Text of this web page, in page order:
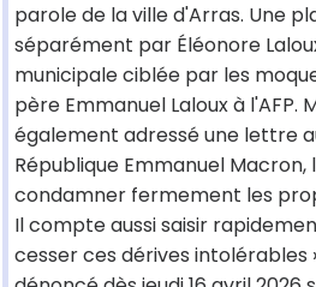
parole de la ville d'Arras. Une
séparément par Éléonore
municipale ciblée par les
père Emmanuel Laloux à l'AFP.
également adressé une lettre
République Emmanuel
condamner fermement les
Il compte aussi saisir
cesser ces dérives intolérables